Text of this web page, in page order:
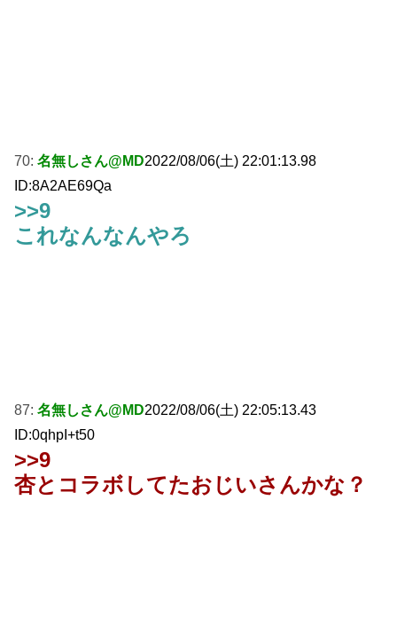
70: 名無しさん@MD2022/08/06(土) 22:01:13.98
ID:8A2AE69Qa
>>9
これなんなんやろ
87: 名無しさん@MD2022/08/06(土) 22:05:13.43
ID:0qhpI+t50
>>9
杏とコラボしてたおじいさんかな？